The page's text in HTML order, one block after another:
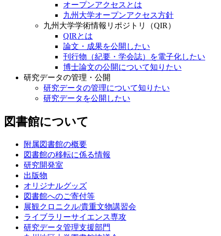
オープンアクセスとは
九州大学オープンアクセス方針
九州大学学術情報リポジトリ（QIR）
QIRとは
論文・成果を公開したい
刊行物（紀要・学会誌）を電子化したい
博士論文の公開について知りたい
研究データの管理・公開
研究データの管理について知りたい
研究データを公開したい
図書館について
附属図書館の概要
図書館の移転に係る情報
研究開発室
出版物
オリジナルグッズ
図書館へのご寄付等
展観クロニクル/貴重文物講習会
ライブラリーサイエンス専攻
研究データ管理支援部門